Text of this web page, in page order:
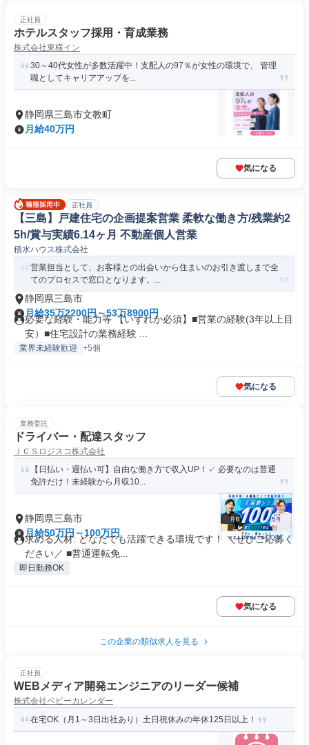
正社員
ホテルスタッフ採用・育成業務
株式会社東横イン
30～40代女性が多数活躍中！支配人の97％が女性の環境で、 管理
職としてキャリアアップを...
静岡県三島市文教町
月給40万円
気になる
正社員
【三島】戸建住宅の企画提案営業 柔軟な働き方/残業約2
5h/賞与実績6.14ヶ月 不動産個人営業
積水ハウス株式会社
営業担当として、お客様との出会いから住まいのお引き渡しまで全
てのプロセスで窓口となります。...
静岡県三島市
月給35万2200円～53万8900円
必要な経験・能力等 【いずれか必須】■営業の経験(3年以上目
安）■住宅設計の業務経験 ...
業界未経験歓迎 +5個
気になる
業務委託
ドライバー・配達スタッフ
ＪＣＳロジスコ株式会社
【日払い・週払い可】自由な働き方で収入UP！✓ 必要なのは普通
免許だけ！未経験から月収10...
静岡県三島市
月給50万円～100万円
求める人材: どなたでも活躍できる環境です！ ＼ぜひご応募く
ださい／ ■普通運転免...
即日勤務OK
気になる
この企業の類似求人を見る
正社員
WEBメディア開発エンジニアのリーダー候補
株式会社ベビーカレンダー
在宅OK（月1～3日出社あり）土日祝休みの年休125日以上！